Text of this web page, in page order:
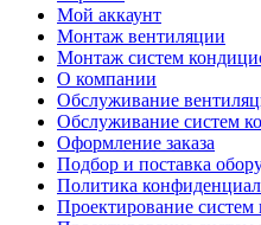
Мой аккаунт
Монтаж вентиляции
Монтаж систем
О компании
Обслуживание
Обслуживание систем
Оформление заказа
Подбор и поставка
Политика
Проектирование систем